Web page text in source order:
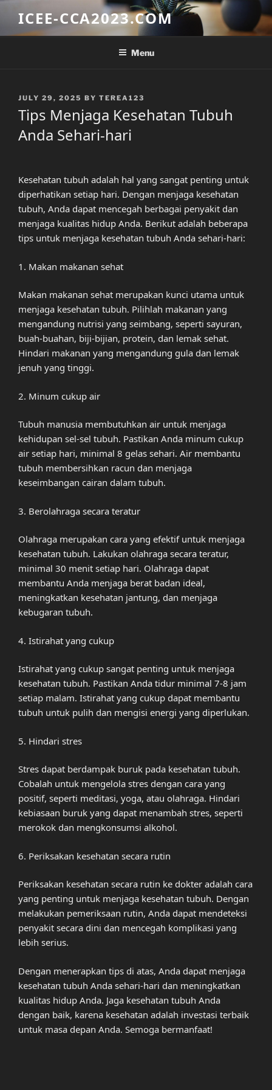
content
ICEE-CCA2023.COM
Menu
POSTED
ON
JULY 29, 2025 BY TEREA123
Tips Menjaga Kesehatan Tubuh
Anda Sehari-hari
Kesehatan tubuh adalah hal yang sangat penting untuk
diperhatikan setiap hari. Dengan menjaga kesehatan
tubuh, Anda dapat mencegah berbagai penyakit dan
menjaga kualitas hidup Anda. Berikut adalah beberapa
tips untuk menjaga kesehatan tubuh Anda sehari-hari:
1. Makan makanan sehat
Makan makanan sehat merupakan kunci utama untuk
menjaga kesehatan tubuh. Pilihlah makanan yang
mengandung nutrisi yang seimbang, seperti sayuran,
buah-buahan, biji-bijian, protein, dan lemak sehat.
Hindari makanan yang mengandung gula dan lemak
jenuh yang tinggi.
2. Minum cukup air
Tubuh manusia membutuhkan air untuk menjaga
kehidupan sel-sel tubuh. Pastikan Anda minum cukup
air setiap hari, minimal 8 gelas sehari. Air membantu
tubuh membersihkan racun dan menjaga
keseimbangan cairan dalam tubuh.
3. Berolahraga secara teratur
Olahraga merupakan cara yang efektif untuk menjaga
kesehatan tubuh. Lakukan olahraga secara teratur,
minimal 30 menit setiap hari. Olahraga dapat
membantu Anda menjaga berat badan ideal,
meningkatkan kesehatan jantung, dan menjaga
kebugaran tubuh.
4. Istirahat yang cukup
Istirahat yang cukup sangat penting untuk menjaga
kesehatan tubuh. Pastikan Anda tidur minimal 7-8 jam
setiap malam. Istirahat yang cukup dapat membantu
tubuh untuk pulih dan mengisi energi yang diperlukan.
5. Hindari stres
Stres dapat berdampak buruk pada kesehatan tubuh.
Cobalah untuk mengelola stres dengan cara yang
positif, seperti meditasi, yoga, atau olahraga. Hindari
kebiasaan buruk yang dapat menambah stres, seperti
merokok dan mengkonsumsi alkohol.
6. Periksakan kesehatan secara rutin
Periksakan kesehatan secara rutin ke dokter adalah cara
yang penting untuk menjaga kesehatan tubuh. Dengan
melakukan pemeriksaan rutin, Anda dapat mendeteksi
penyakit secara dini dan mencegah komplikasi yang
lebih serius.
Dengan menerapkan tips di atas, Anda dapat menjaga
kesehatan tubuh Anda sehari-hari dan meningkatkan
kualitas hidup Anda. Jaga kesehatan tubuh Anda
dengan baik, karena kesehatan adalah investasi terbaik
untuk masa depan Anda. Semoga bermanfaat!